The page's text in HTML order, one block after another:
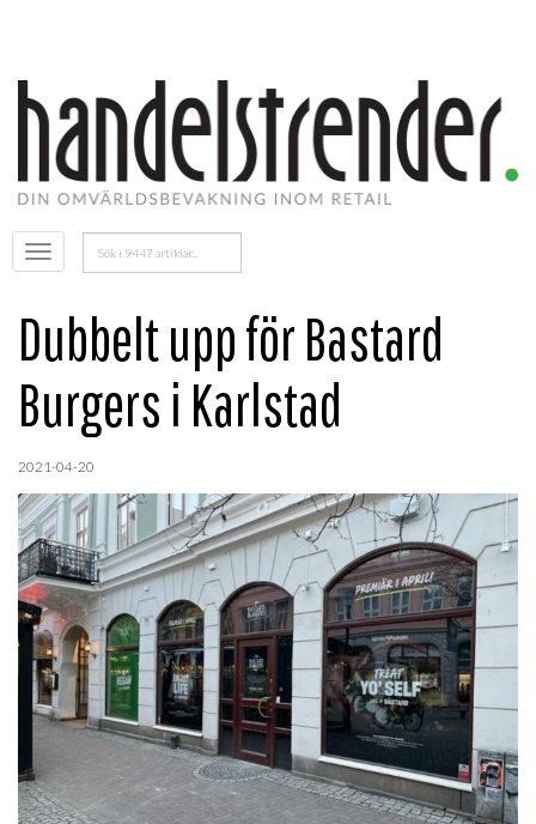
Öppna
menyn
Sök
efter:
Dubbelt upp för Bastard
Burgers i Karlstad
2021-04-20